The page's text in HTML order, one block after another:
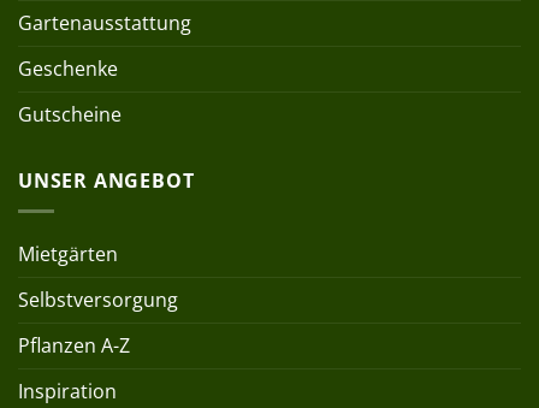
Gartenausstattung
Geschenke
Gutscheine
UNSER ANGEBOT
Mietgärten
Selbstversorgung
Pflanzen A-Z
Inspiration